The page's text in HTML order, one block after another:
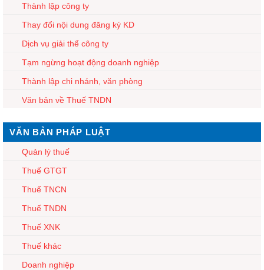
Thành lập công ty
Thay đổi nội dung đăng ký KD
Dịch vụ giải thể công ty
Tạm ngừng hoạt động doanh nghiệp
Thành lập chi nhánh, văn phòng
Văn bản về Thuế TNDN
VĂN BẢN PHÁP LUẬT
Quản lý thuế
Thuế GTGT
Thuế TNCN
Thuế TNDN
Thuế XNK
Thuế khác
Doanh nghiệp